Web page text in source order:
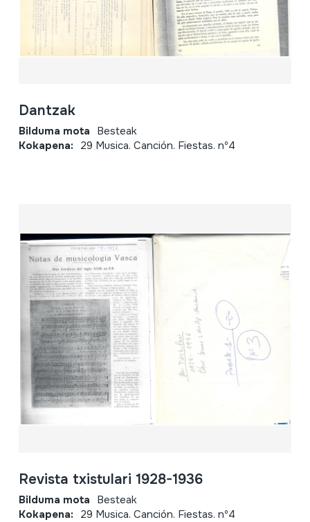
Dantzak
Bilduma mota Besteak
Kokapena: 29 Musica. Canción. Fiestas. nº4
Revista txistulari 1928-1936
Bilduma mota Besteak
Kokapena: 29 Musica. Canción. Fiestas. nº4